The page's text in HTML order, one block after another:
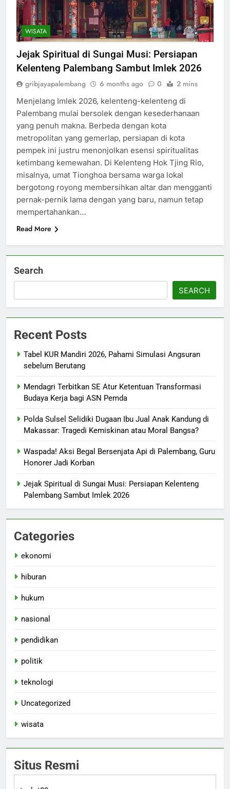
WISATA
Jejak Spiritual di Sungai Musi: Persiapan
Kelenteng Palembang Sambut Imlek 2026
gribjayapalembang 6 months ago 0 2 mins
Menjelang Imlek 2026, kelenteng-kelenteng di
Palembang mulai bersolek dengan kesederhanaan
yang penuh makna. Berbeda dengan kota
metropolitan yang gemerlap, persiapan di kota
pempek ini justru menonjolkan esensi spiritualitas
ketimbang kemewahan. Di Kelenteng Hok Tjing Rio,
misalnya, umat Tionghoa bersama warga lokal
bergotong royong membersihkan altar dan mengganti
pernak-pernik lama dengan yang baru, namun tetap
mempertahankan…
Read More
Search
SEARCH
Recent Posts
Tabel KUR Mandiri 2026, Pahami Simulasi Angsuran
sebelum Berutang
Mendagri Terbitkan SE Atur Ketentuan Transformasi
Budaya Kerja bagi ASN Pemda
Polda Sulsel Selidiki Dugaan Ibu Jual Anak Kandung di
Makassar: Tragedi Kemiskinan atau Moral Bangsa?
Waspada! Aksi Begal Bersenjata Api di Palembang, Guru
Honorer Jadi Korban
Jejak Spiritual di Sungai Musi: Persiapan Kelenteng
Palembang Sambut Imlek 2026
Categories
ekonomi
hiburan
hukum
nasional
pendidikan
politik
teknologi
Uncategorized
wisata
Situs Resmi